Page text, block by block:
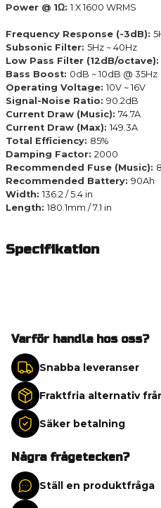
Power @ 1Ω: 1 X 1600 WRMS
Frequency Response (-3dB):
Subsonic Filter: 5Hz ~ 40Hz
Low Pass Filter (12dB/octave):
Bass Boost: 0dB ~ 10dB @ 35Hz
Operating Voltage: 10V ~ 16V
Signal-Noise Ratio: 90.2dB
Current Draw (Music): 74.7A
Current Draw (Max): 149.3A
Total Efficiency: 85%
Damping Factor: 2000
Recommended Fuse (Music):
Recommended Battery: 90Ah
Width: 136.2 / 5.4 in
Length: 180.1mm / 7.1 in
Specifikation
Varför handla hos oss?
Snabba leveranser
Fraktfria alternativ
Säker betalning
Några frågetecken?
Ställ en produktfråga